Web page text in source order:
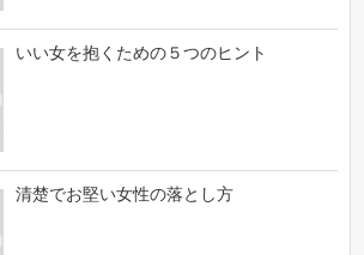
いい女を抱くための５つのヒント
清楚でお堅い女性の落とし方